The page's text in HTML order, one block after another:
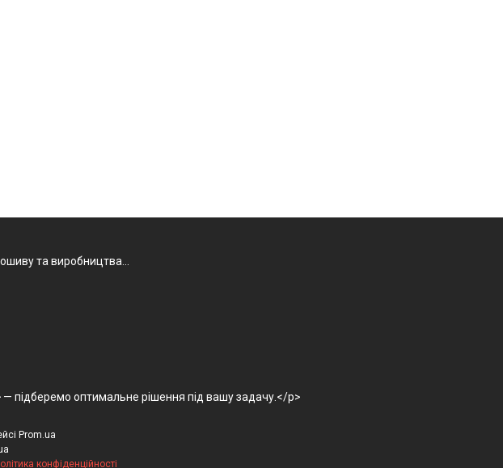
та виробництва...
підберемо оптимальне рішення під вашу задачу.</p>
Prom.ua
конфіденційності